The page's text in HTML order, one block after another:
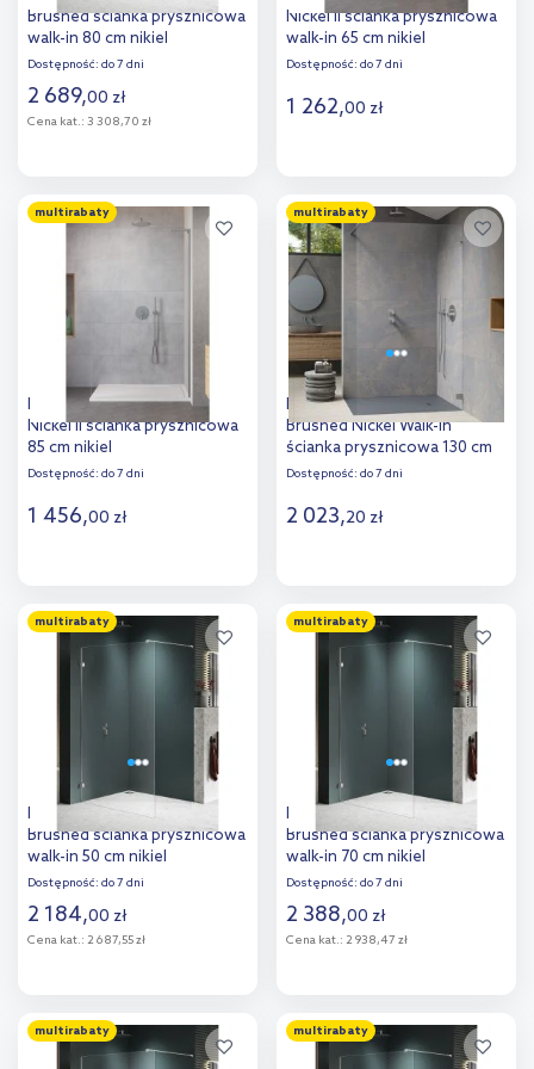
Brushed ścianka prysznicowa
walk-in 80 cm nikiel
szczotkowany/szkło
Dostępność: do 7 dni
2 689,00 zł
Cena kat.: 3 308,70 zł
Dodaj do
porównania
Nickel II ścianka prysznicowa
walk-in 65 cm nikiel
szczotkowany/szkło
Dostępność: do 7 dni
1 262,00 zł
Dodaj do
multirabaty
Radaway Modo SL Brushed
Nickel II ścianka prysznicowa
85 cm nikiel
szczotkowany/szkło
01R
Dostępność: do 7 dni
1 456,00 zł
Dodaj do
multirabaty
Radaway Essenza Pro
Brushed Nickel Walk-In
ścianka prysznicowa 130 cm
wolonostojąca nikiel
przezroczyste 10103130-91-
Dostępność: do 7 dni
2 023,20 zł
Dodaj do
multirabaty
New Trendy Avexa Nickel
Brushed ścianka prysznicowa
walk-in 50 cm nikiel
szczotkowany/szkło
Dostępność: do 7 dni
2 184,00 zł
Cena kat.: 2 687,55 zł
Dodaj do
multirabaty
New Trendy Avexa Nickel
Brushed ścianka prysznicowa
walk-in 70 cm nikiel
szczotkowany/szkło
Dostępność: do 7 dni
2 388,00 zł
Cena kat.: 2 938,47 zł
Dodaj do
multirabaty multirabaty